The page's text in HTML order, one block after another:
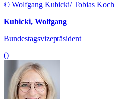
© Wolfgang Kubicki/ Tobias Koch
Kubicki, Wolfgang
Bundestagsvizepräsident
()